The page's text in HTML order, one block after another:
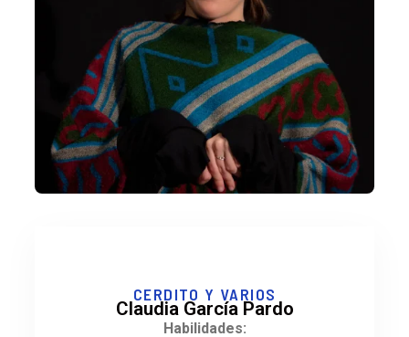
CERDITO Y VARIOS
Claudia García Pardo
Habilidades: